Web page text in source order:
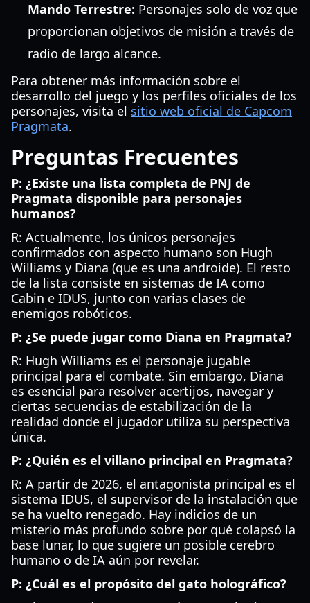
Mando Terrestre: Personajes solo de voz que
proporcionan objetivos de misión a través de
radio de largo alcance.
Para obtener más información sobre el
desarrollo del juego y los perfiles oficiales de los
personajes, visita el sitio web oficial de Capcom
Pragmata.
Preguntas Frecuentes
P: ¿Existe una lista completa de PNJ de
Pragmata disponible para personajes
humanos?
R: Actualmente, los únicos personajes
confirmados con aspecto humano son Hugh
Williams y Diana (que es una androide). El resto
de la lista consiste en sistemas de IA como
Cabin e IDUS, junto con varias clases de
enemigos robóticos.
P: ¿Se puede jugar como Diana en Pragmata?
R: Hugh Williams es el personaje jugable
principal para el combate. Sin embargo, Diana
es esencial para resolver acertijos, navegar y
ciertas secuencias de estabilización de la
realidad donde el jugador utiliza su perspectiva
única.
P: ¿Quién es el villano principal en Pragmata?
R: A partir de 2026, el antagonista principal es el
sistema IDUS, el supervisor de la instalación que
se ha vuelto renegado. Hay indicios de un
misterio más profundo sobre por qué colapsó la
base lunar, lo que sugiere un posible cerebro
humano o de IA aún por revelar.
P: ¿Cuál es el propósito del gato holográfico?